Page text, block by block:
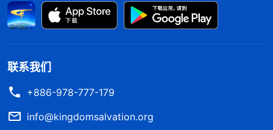
联系我们
+886-978-777-179
info@kingdomsalvation.org